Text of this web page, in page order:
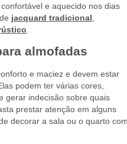
e aquecido nos dias
jacquard tradicional
almofadas
e maciez e devem estar
podem ter várias cores,
gerar indecisão sobre quais
prestar atenção em alguns
decorar a sala ou o quarto